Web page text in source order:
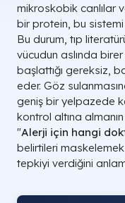
mikroskobik canlılar
bir protein, bu
Bu durum, tıp
vücudun aslında
başlattığı gereksiz,
eder. Göz
geniş bir yelpazede
kontrol altına
"Alerji için hangi
belirtileri
tepkiyi verdiğini